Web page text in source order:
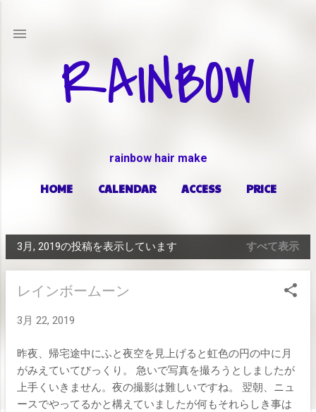
RAINBOW
rainbow hair make
HOME CALENDAR ACCESS
PRICE
投
3月, 2019の投稿を表示しています すべて表示
レインボームーン
3月 22, 2019
昨夜、帰宅途中にふと夜空を見上げると虹色の円の中に月
がみえていてびっくり。 急いで写真を撮ろうとしましたが
上手くいきません。夜の撮影は難しいですね。 翌朝、ニュ
ースでやってるかと構えていましたが何もそれらしき事は